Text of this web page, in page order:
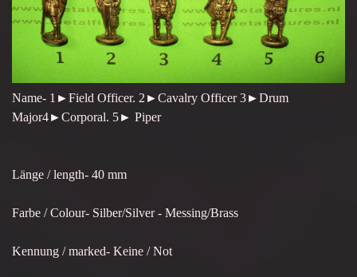
Name- 1►Field Officer. 2►Cavalry Officer 3►Drum
Major4►Corporal. 5► Piper
Länge / length- 40 mm
Farbe / Colour- Silber/Silver - Messing/Brass
Kennung / marked- Keine / Not